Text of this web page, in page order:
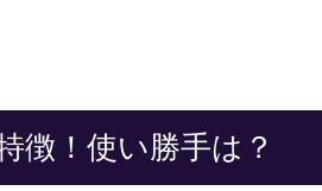
徴！使い勝手は？